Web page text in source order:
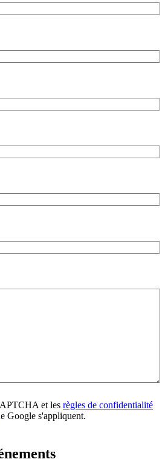
et les règles de confidentialité
Google s'appliquent.